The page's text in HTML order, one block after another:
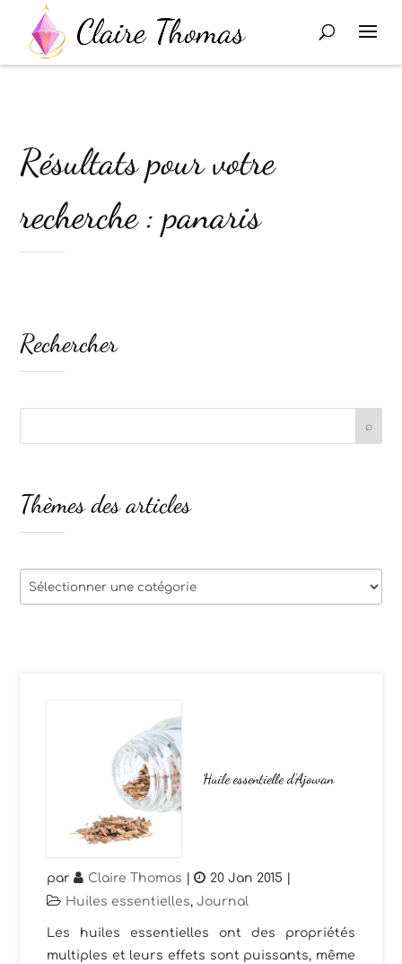
Résultats pour votre
recherche : panaris
Huile essentielle d’Ajowan
par Claire Thomas | 20 Jan 2015
Huiles essentielles,Journal
Les huiles essentielles ont des propriétés
multiples et leurs effets sont puissants, même
Rechercher
Thèmes des articles
Thèmes
des